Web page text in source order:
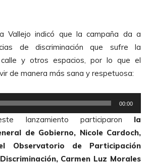
Vallejo indicó que la campaña da a
de discriminación que sufre la
y otros espacios, por lo que el
de manera más sana y respetuosa:
00:00
lanzamiento participaron la
de Gobierno, Nicole Cardoch,
Observatorio de Participación
Carmen Luz Morales